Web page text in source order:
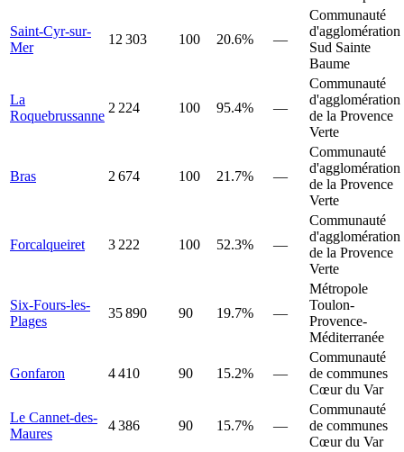
Saint-Cyr-sur-
Mer
12 303 100 20.6% —
Communauté
d'agglomération
Sud Sainte
Baume
La
Roquebrussanne
2 224 100 95.4% —
Communauté
d'agglomération
de la Provence
Verte
Bras 2 674 100 21.7% —
Communauté
d'agglomération
de la Provence
Verte
Forcalqueiret 3 222 100 52.3% —
Communauté
d'agglomération
de la Provence
Verte
Six-Fours-les-
Plages
35 890 90 19.7% —
Métropole
Toulon-
Provence-
Méditerranée
Gonfaron 4 410 90 15.2% —
Communauté
de communes
Cœur du Var
Le Cannet-des-
Maures
4 386 90 15.7% —
Communauté
de communes
Cœur du Var